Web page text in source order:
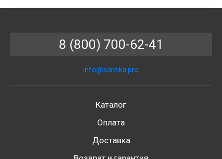
8 (800) 700-62-41
info@santika.pro
Каталог
Оплата
Доставка